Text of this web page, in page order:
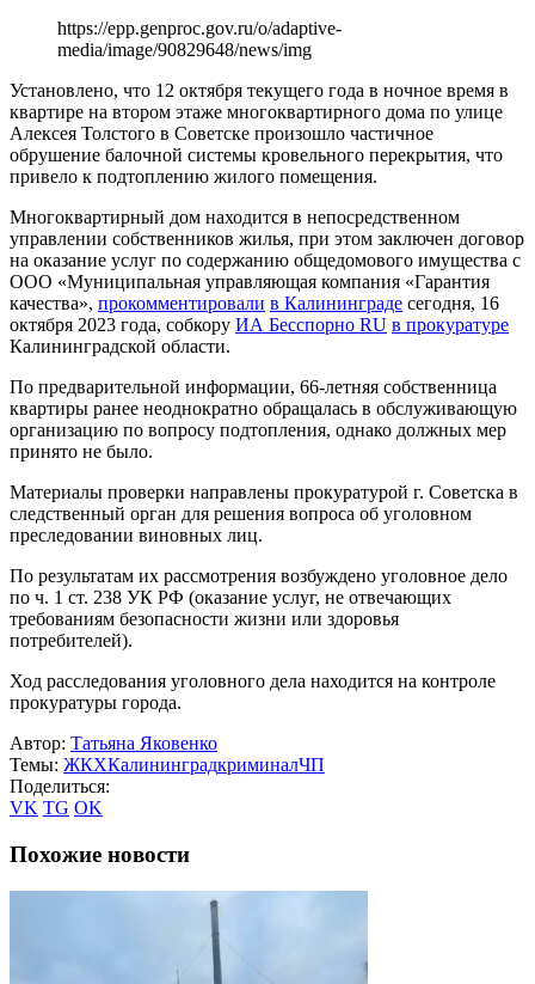
https://epp.genproc.gov.ru/o/adaptive-
media/image/90829648/news/img
Установлено, что 12 октября текущего года в ночное время в
квартире на втором этаже многоквартирного дома по улице
Алексея Толстого в Советске произошло частичное
обрушение балочной системы кровельного перекрытия, что
привело к подтоплению жилого помещения.
Многоквартирный дом находится в непосредственном
управлении собственников жилья, при этом заключен договор
на оказание услуг по содержанию общедомового имущества с
ООО «Муниципальная управляющая компания «Гарантия
качества», прокомментировали в Калининграде сегодня, 16
октября 2023 года, собкору ИА Бесспорно RU в прокуратуре
Калининградской области.
По предварительной информации, 66-летняя собственница
квартиры ранее неоднократно обращалась в обслуживающую
организацию по вопросу подтопления, однако должных мер
принято не было.
Материалы проверки направлены прокуратурой г. Советска в
следственный орган для решения вопроса об уголовном
преследовании виновных лиц.
По результатам их рассмотрения возбуждено уголовное дело
по ч. 1 ст. 238 УК РФ (оказание услуг, не отвечающих
требованиям безопасности жизни или здоровья
потребителей).
Ход расследования уголовного дела находится на контроле
прокуратуры города.
Автор: Татьяна Яковенко
Темы: ЖКХКалининградкриминалЧП
Поделиться:
VK TG OK
Похожие новости